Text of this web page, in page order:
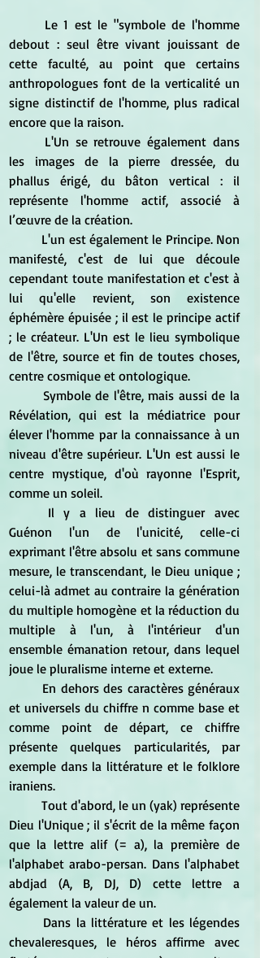
debout : seul être vivant jouissant de
cette faculté, au point que certains
anthropologues font de la verticalité un
signe distinctif de l'homme, plus radical
encore que la raison.
les images de la pierre dressée, du
phallus érigé, du bâton vertical : il
représente l'homme actif, associé à
l’œuvre de la création.
manifesté, c'est de lui que découle
cependant toute manifestation et c'est à
lui qu'elle revient, son existence
éphémère épuisée ; il est le principe actif
; le créateur. L'Un est le lieu symbolique
de l'être, source et fin de toutes choses,
centre cosmique et ontologique.
Révélation, qui est la médiatrice pour
élever l'homme par la connaissance à un
niveau d'être supérieur. L'Un est aussi le
centre mystique, d'où rayonne l'Esprit,
comme un soleil.
Guénon l'un de l'unicité, celle-ci
exprimant l'être absolu et sans commune
mesure, le transcendant, le Dieu unique ;
celui-là admet au contraire la génération
du multiple homogène et la réduction du
multiple à l'un, à l'intérieur d'un
ensemble émanation retour, dans lequel
joue le pluralisme interne et externe.
et universels du chiffre n comme base et
comme point de départ, ce chiffre
présente quelques particularités, par
exemple dans la littérature et le folklore
iraniens.
Dieu l'Unique ; il s'écrit de la même façon
que la lettre alif (= a), la première de
l'alphabet arabo-persan. Dans l'alphabet
abdjad (A, B, DJ, D) cette lettre a
également la valeur de un.
chevaleresques, le héros affirme avec